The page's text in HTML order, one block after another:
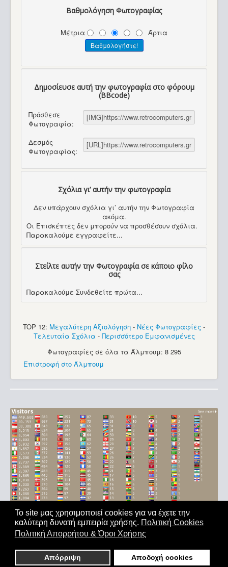
Το site μας χρησιμοποιεί cookies για να έχετε την
καλύτερη δυνατή εμπειρία χρήσης. Πολιτική Cookies
Πολιτική Απορρήτου & Όροι Χρήσης
Απόρριψη Αποδοχή cookies
Βαθμολόγηση Φωτογραφίας
Μέτρια Άρτια
Δημοσίευσε αυτή την φωτογραφία στο φόρουμ
(BBcode)
Πρόσθεσε
Φωτογραφία:
Δεσμός
Φωτογραφίας:
Σχόλια γι’ αυτήν την φωτογραφία
Δεν υπάρχουν σχόλια γι’ αυτήν την Φωτογραφία
ακόμα.
Οι Επισκέπτες δεν μπορούν να προσθέσουν σχόλια.
Παρακαλούμε εγγραφείτε...
Στείλτε αυτήν την Φωτογραφία σε κάποιο φίλο
σας
Παρακαλούμε Συνδεθείτε πρώτα...
TOP 12: Μεγαλύτερη Αξιολόγηση - Νέες Φωτογραφίες -
Τελευταία Σχόλια - Περισσότερο Εμφανισμένες
Φωτογραφίες σε όλα τα Άλμπουμ: 8 295
Επιστροφή στο Άλμπουμ
Αρχική|'Οροι Χρήσης|Επικοινωνία
παντός δικαιώματος